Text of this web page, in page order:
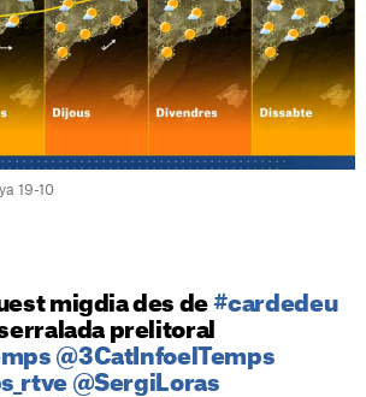
19-10
migdia des de #cardedeu
prelitoral
@3CatInfoelTemps
@SergiLoras